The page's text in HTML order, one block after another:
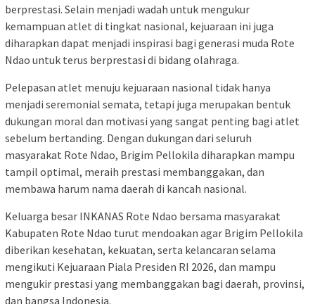
berprestasi. Selain menjadi wadah untuk mengukur
kemampuan atlet di tingkat nasional, kejuaraan ini juga
diharapkan dapat menjadi inspirasi bagi generasi muda Rote
Ndao untuk terus berprestasi di bidang olahraga.
Pelepasan atlet menuju kejuaraan nasional tidak hanya
menjadi seremonial semata, tetapi juga merupakan bentuk
dukungan moral dan motivasi yang sangat penting bagi atlet
sebelum bertanding. Dengan dukungan dari seluruh
masyarakat Rote Ndao, Brigim Pellokila diharapkan mampu
tampil optimal, meraih prestasi membanggakan, dan
membawa harum nama daerah di kancah nasional.
Keluarga besar INKANAS Rote Ndao bersama masyarakat
Kabupaten Rote Ndao turut mendoakan agar Brigim Pellokila
diberikan kesehatan, kekuatan, serta kelancaran selama
mengikuti Kejuaraan Piala Presiden RI 2026, dan mampu
mengukir prestasi yang membanggakan bagi daerah, provinsi,
dan bangsa Indonesia.